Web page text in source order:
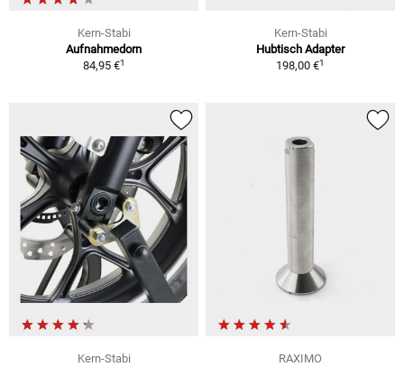
Kern-Stabi
Aufnahmedorn
84,95 €1
Kern-Stabi
Hubtisch Adapter
198,00 €1
Kern-Stabi
RAXIMO